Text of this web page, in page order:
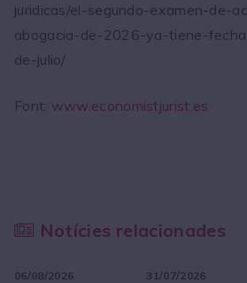
juridicas/el-segundo-examen-de-
abogacia-de-2026-ya-tiene-
de-julio/
Font: www.economistjurist.es
Notícies relacionades
06/08/2026 31/07/2026